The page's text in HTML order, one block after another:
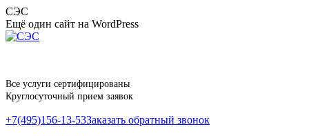
Перейти
к
содержанию
СЭС
Ещё один сайт на WordPress
Все услуги сертифицированы
Круглосуточный прием заявок
+7(495)156-13-53Заказать обратный звонок